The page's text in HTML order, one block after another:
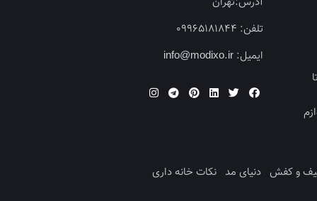
تلفن:
ایمیل:
و کفش دنیای مد نکات خانه داری